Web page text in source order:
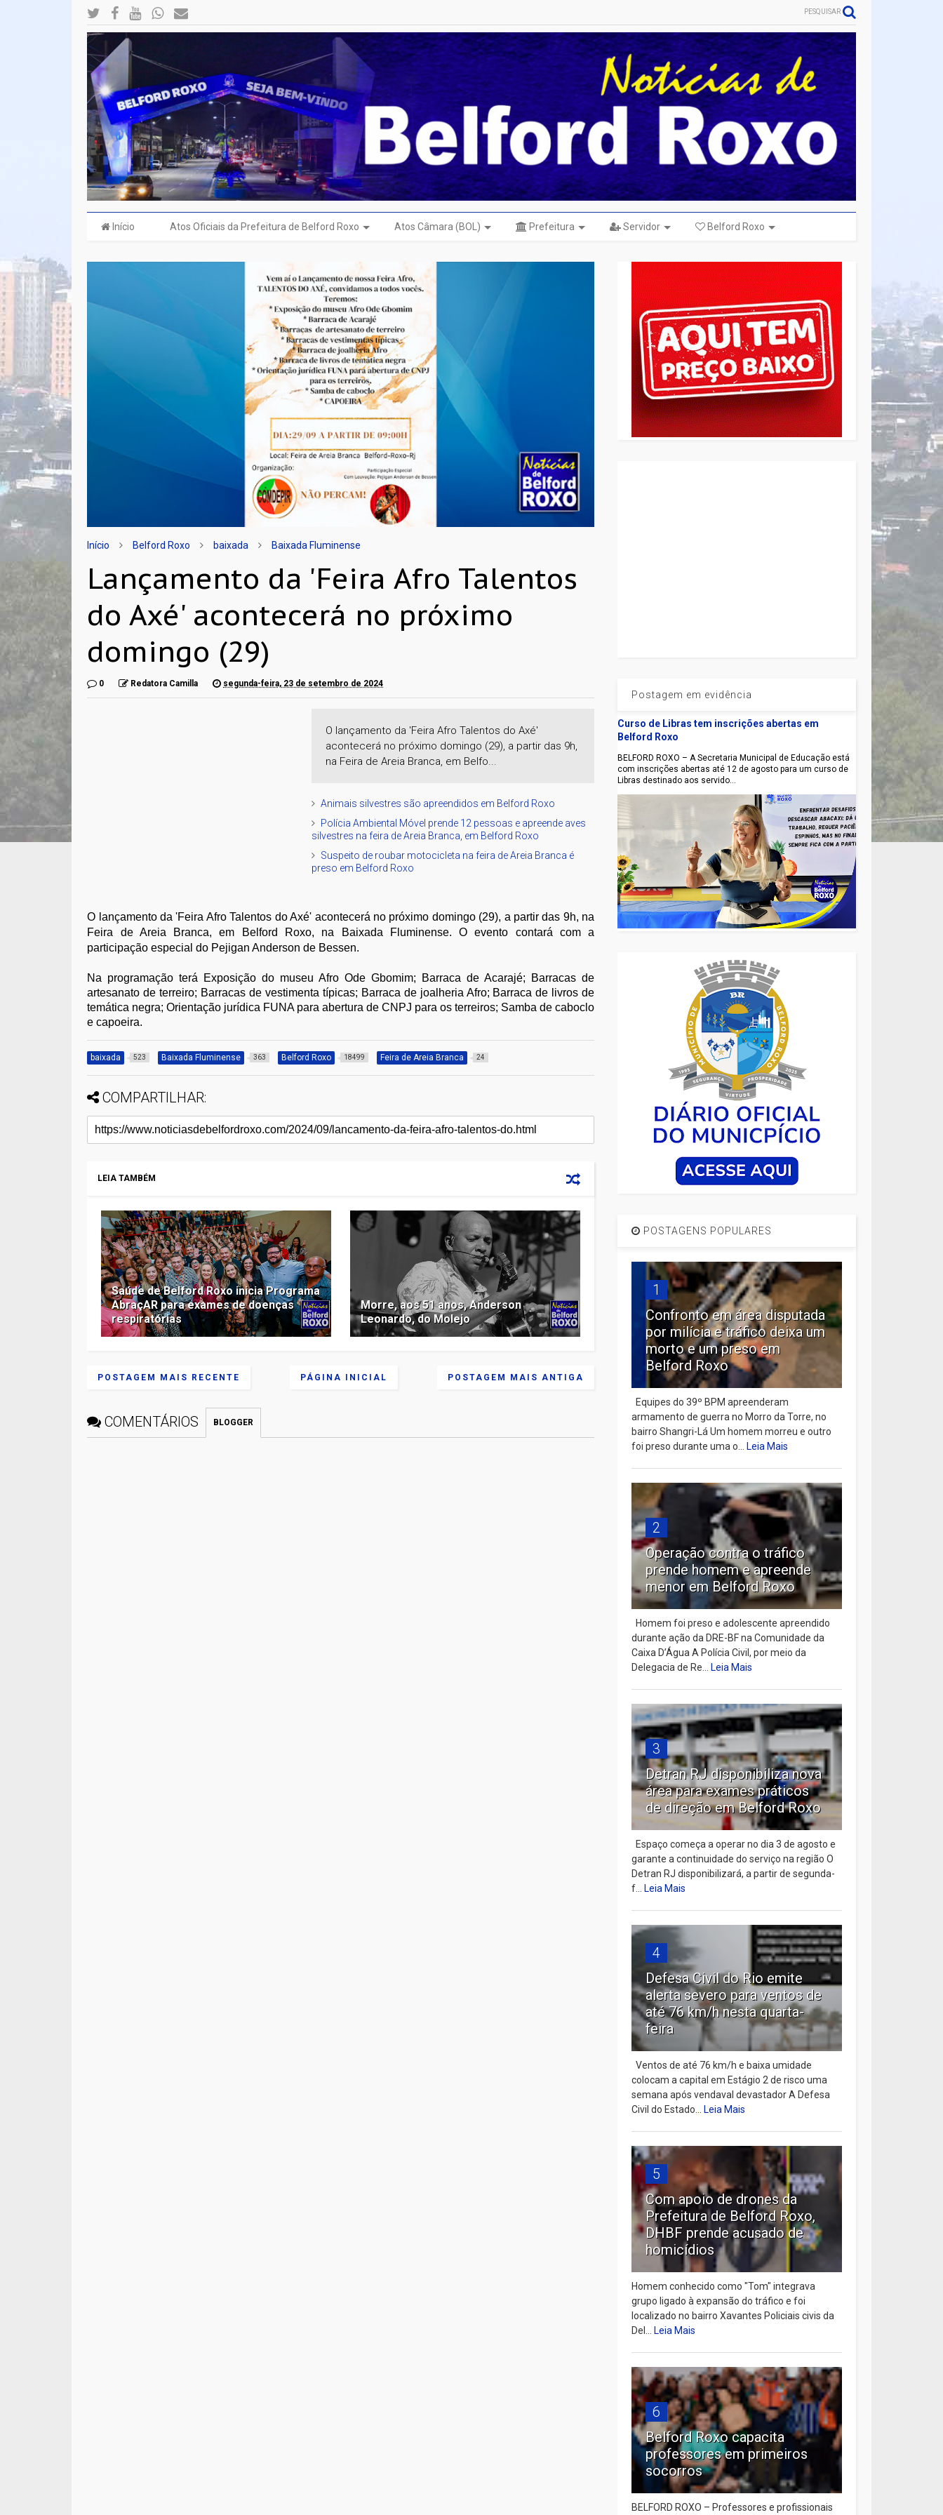
PESQUISAR
Início Atos Oficiais da Prefeitura de Belford Roxo Atos Câmara (BOL) Prefeitura Servidor Belford Roxo
Início Belford Roxo baixada Baixada Fluminense
Lançamento da 'Feira Afro Talentos
do Axé' acontecerá no próximo
domingo (29)
0 Redatora Camilla segunda-feira, 23 de setembro de 2024
O lançamento da 'Feira Afro Talentos do Axé'
acontecerá no próximo domingo (29), a partir das 9h,
na Feira de Areia Branca, em Belfo...
Animais silvestres são apreendidos em Belford Roxo
Polícia Ambiental Móvel prende 12 pessoas e apreende aves
silvestres na feira de Areia Branca, em Belford Roxo
Suspeito de roubar motocicleta na feira de Areia Branca é
preso em Belford Roxo
O lançamento da 'Feira Afro Talentos do Axé' acontecerá no próximo domingo (29), a partir das 9h, na
Feira de Areia Branca, em Belford Roxo, na Baixada Fluminense. O evento contará com a
participação especial do Pejigan Anderson de Bessen.
Na programação terá Exposição do museu Afro Ode Gbomim; Barraca de Acarajé; Barracas de
artesanato de terreiro; Barracas de vestimenta típicas; Barraca de joalheria Afro; Barraca de livros de
temática negra; Orientação jurídica FUNA para abertura de CNPJ para os terreiros; Samba de caboclo
e capoeira.
baixada 523 Baixada Fluminense 363 Belford Roxo 18499 Feira de Areia Branca 24
COMPARTILHAR:
LEIA TAMBÉM
Saúde de Belford Roxo inicia Programa
AbraçAR para exames de doenças
respiratórias
Morre, aos 51 anos, Anderson
Leonardo, do Molejo
POSTAGEM MAIS RECENTE POSTAGEM MAIS ANTIGA
PÁGINA INICIAL
COMENTÁRIOS BLOGGER
Postagem em evidência
Curso de Libras tem inscrições abertas em
Belford Roxo
BELFORD ROXO – A Secretaria Municipal de Educação está
com inscrições abertas até 12 de agosto para um curso de
Libras destinado aos servido...
POSTAGENS POPULARES
1
Confronto em área disputada
por milícia e tráfico deixa um
morto e um preso em
Belford Roxo
Equipes do 39º BPM apreenderam
armamento de guerra no Morro da Torre, no
bairro Shangri-Lá Um homem morreu e outro
foi preso durante uma o...Leia Mais
2
Operação contra o tráfico
prende homem e apreende
menor em Belford Roxo
Homem foi preso e adolescente apreendido
durante ação da DRE-BF na Comunidade da
Caixa D’Água A Polícia Civil, por meio da
Delegacia de Re...Leia Mais
3
Detran RJ disponibiliza nova
área para exames práticos
de direção em Belford Roxo
Espaço começa a operar no dia 3 de agosto e
garante a continuidade do serviço na região O
Detran RJ disponibilizará, a partir de segunda-
f...Leia Mais
4
Defesa Civil do Rio emite
alerta severo para ventos de
até 76 km/h nesta quarta-
feira
Ventos de até 76 km/h e baixa umidade
colocam a capital em Estágio 2 de risco uma
semana após vendaval devastador A Defesa
Civil do Estado...Leia Mais
5
Com apoio de drones da
Prefeitura de Belford Roxo,
DHBF prende acusado de
homicídios
Homem conhecido como "Tom" integrava
grupo ligado à expansão do tráfico e foi
localizado no bairro Xavantes Policiais civis da
Del...Leia Mais
6
Belford Roxo capacita
professores em primeiros
socorros
BELFORD ROXO – Professores e profissionais